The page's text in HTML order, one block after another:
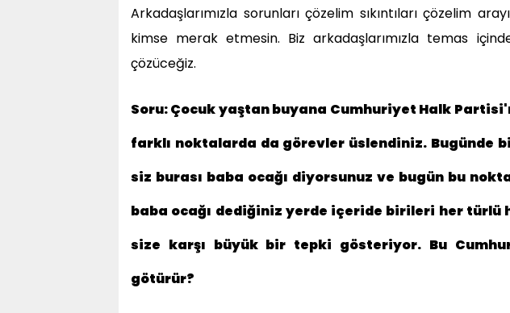
Arkadaşlarımızla sorunları çözelim sıkıntıları çözelim
kimse merak etmesin. Biz arkadaşlarımızla temas
çözüceğiz.
Soru: Çocuk yaştan buyana Cumhuriyet Halk
farklı noktalarda da görevler üslendiniz. Bugünde
siz burası baba ocağı diyorsunuz ve bugün bu
baba ocağı dediğiniz yerde içeride birileri her
size karşı büyük bir tepki gösteriyor. Bu
götürür?